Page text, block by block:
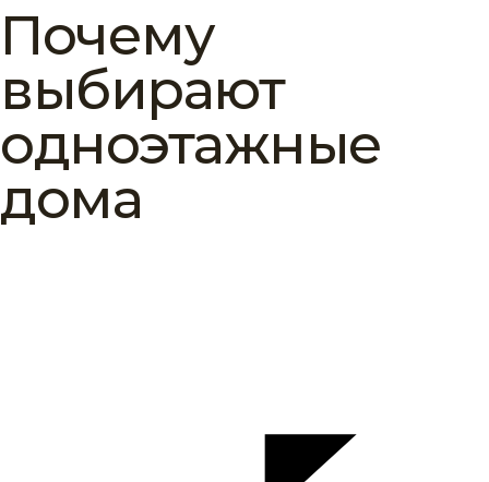
Почему
выбирают
одноэтажные
дома